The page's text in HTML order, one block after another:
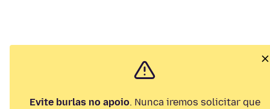
Evite burlas no apoio. Nunca iremos solicitar que